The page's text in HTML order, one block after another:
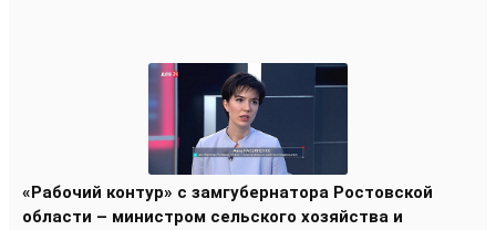
«Рабочий контур» с замгубернатора Ростовской
области – министром сельского хозяйства и